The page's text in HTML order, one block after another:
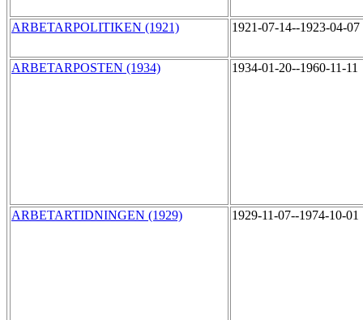
ARBETARPOLITIKEN (1921) 1921-07-14--1923-04-07
ARBETARPOSTEN (1934) 1934-01-20--1960-11-11
ARBETARTIDNINGEN (1929) 1929-11-07--1974-10-01